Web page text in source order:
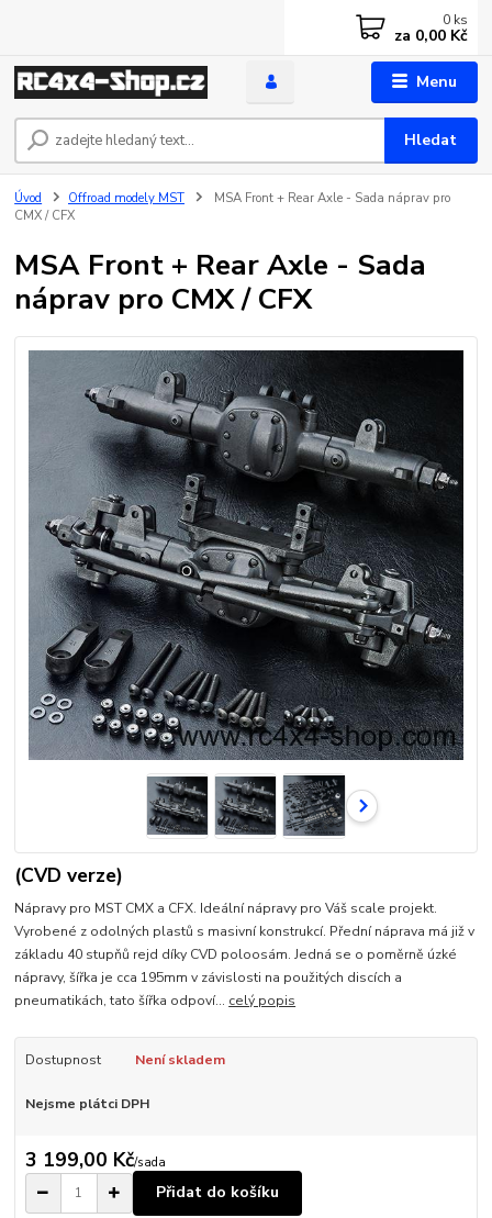
Menu
Hledat
0 ks
za 0,00 Kč
Úvod Offroad modely MST
MSA Front + Rear Axle - Sada náprav pro
CMX / CFX
MSA Front + Rear Axle - Sada
náprav pro CMX / CFX
(CVD verze)
Nápravy pro MST CMX a CFX. Ideální nápravy pro Váš scale projekt.
Vyrobené z odolných plastů s masivní konstrukcí. Přední náprava má již v
základu 40 stupňů rejd díky CVD poloosám. Jedná se o poměrně úzké
nápravy, šířka je cca 195mm v závislosti na použitých discích a
pneumatikách, tato šířka odpoví... celý popis
Dostupnost Není skladem
Nejsme plátci DPH
3 199,00 Kč/sada
Přidat do košíku